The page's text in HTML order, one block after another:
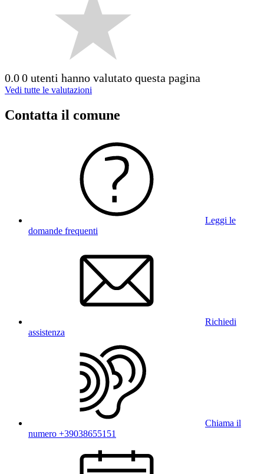
0.00 utenti hanno valutato questa pagina
Vedi tutte le valutazioni
Contatta il comune
Leggi le
domande frequenti
Richiedi
assistenza
Chiama il
numero +39038655151